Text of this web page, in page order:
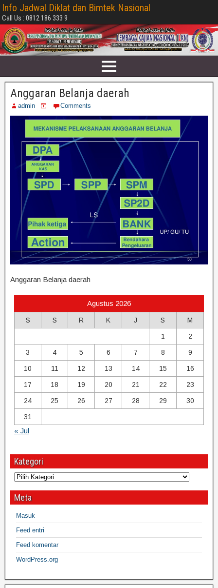
Info Jadwal Diklat dan Bimtek Nasional
Call Us : 0812 186 333 9
Anggaran Belanja daerah
admin Comments
Anggaran Belanja daerah
Agustus 2026
S S R K J S M
1 2
3 4 5 6 7 8 9
10 11 12 13 14 15 16
17 18 19 20 21 22 23
24 25 26 27 28 29 30
31
« Jul
Kategori
Meta
Masuk
Feed entri
Feed komentar
WordPress.org